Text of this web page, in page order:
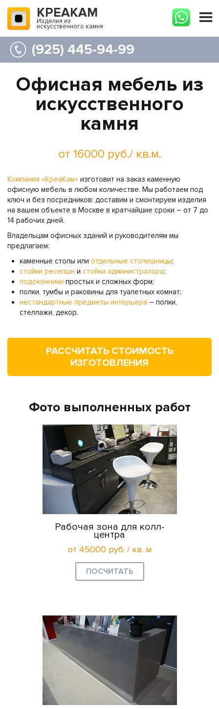
КРЕАКАМ
Изделия из
искусственного камня
(925) 445-94-99
Офисная мебель из
искусственного
камня
от 16000 руб./ кв.м.
Компания «КреаКам» изготовит на заказ каменную
офисную мебель в любом количестве. Мы работаем под
ключ и без посредников: доставим и смонтируем изделия
на вашем объекте в Москве в кратчайшие сроки – от 7 до
14 рабочих дней.
Владельцам офисных зданий и руководителям мы
предлагаем:
каменные столы или отдельные столешницы;
стойки ресепшн и стойки администратора;
подоконники простых и сложных форм;
полки, тумбы и раковины для туалетных комнат;
нестандартные предметы интерьера – полки,
стеллажи, декор.
РАССЧИТАТЬ СТОИМОСТЬ
ИЗГОТОВЛЕНИЯ
Фото выполненных работ
Рабочая зона для колл-
центра
от 45000 руб. / кв. м
ПОСЧИТАТЬ